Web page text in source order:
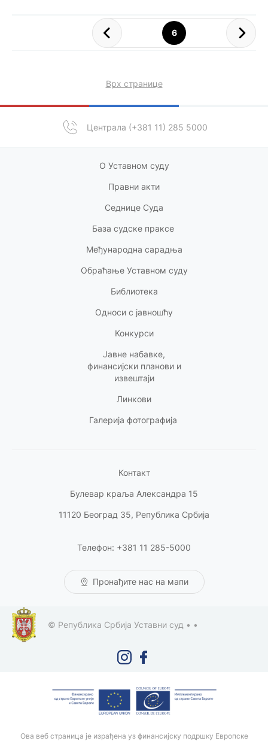
6
Централа (+381 11) 285 5000
Врх странице
О Уставном суду
Правни акти
Седнице Суда
База судске праксе
Међународна сарадња
Обраћање Уставном суду
Библиотека
Односи с јавношћу
Конкурси
Јавне набавке,
финансијски планови и
извештаји
Линкови
Галерија фотографија
Контакт
Булевар краља Александра 15
11120 Београд 35, Република Србија
Телефон: +381 11 285-5000
Пронађите нас на мапи
© Република Србија Уставни суд • •
Ова веб страница је израђена уз финансијску подршку Европске